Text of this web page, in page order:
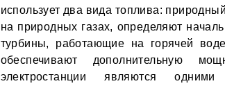
использует два вида топлива:
на природных газах, определяют
турбины, работающие на горячей
обеспечивают дополнительную
электростанции являются